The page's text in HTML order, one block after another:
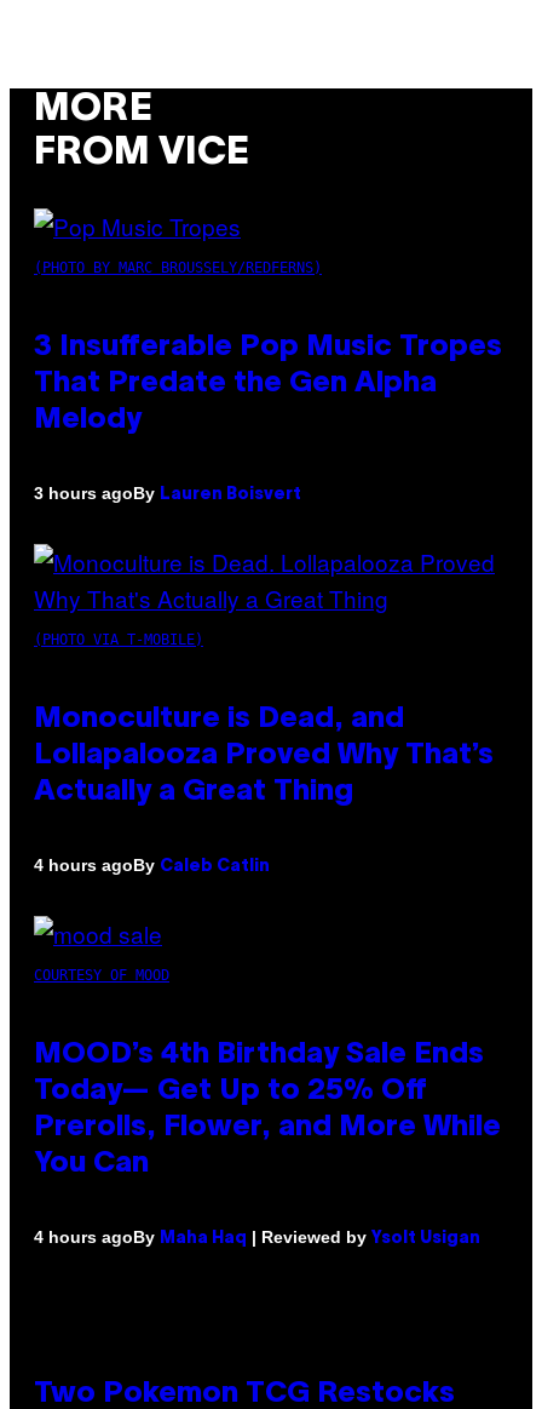
MORE
FROM VICE
(PHOTO BY MARC BROUSSELY/REDFERNS)
3 Insufferable Pop Music Tropes
That Predate the Gen Alpha
Melody
3 hours agoBy Lauren Boisvert
(PHOTO VIA T-MOBILE)
Monoculture is Dead, and
Lollapalooza Proved Why That’s
Actually a Great Thing
4 hours agoBy Caleb Catlin
COURTESY OF MOOD
MOOD’s 4th Birthday Sale Ends
Today— Get Up to 25% Off
Prerolls, Flower, and More While
You Can
4 hours agoBy Maha Haq | Reviewed by Ysolt Usigan
Two Pokemon TCG Restocks